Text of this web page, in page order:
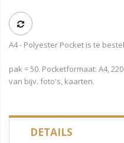
A4 - Polyester Pocket is te
pak = 50. Pocketformaat: A4,
van bijv. foto's, kaarten.
DETAILS